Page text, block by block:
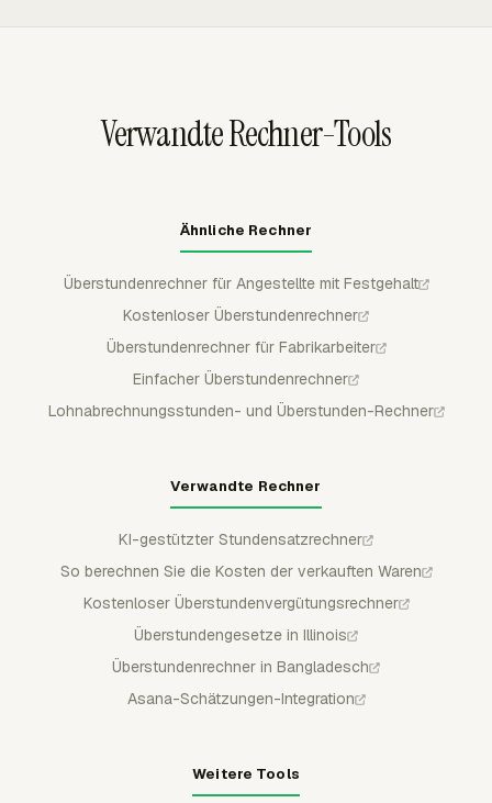
Verwandte Rechner-Tools
Ähnliche Rechner
Überstundenrechner für Angestellte mit Festgehalt
Kostenloser Überstundenrechner
Überstundenrechner für Fabrikarbeiter
Einfacher Überstundenrechner
Lohnabrechnungsstunden- und Überstunden-Rechner
Verwandte Rechner
KI-gestützter Stundensatzrechner
So berechnen Sie die Kosten der verkauften Waren
Kostenloser Überstundenvergütungsrechner
Überstundengesetze in Illinois
Überstundenrechner in Bangladesch
Asana-Schätzungen-Integration
Weitere Tools